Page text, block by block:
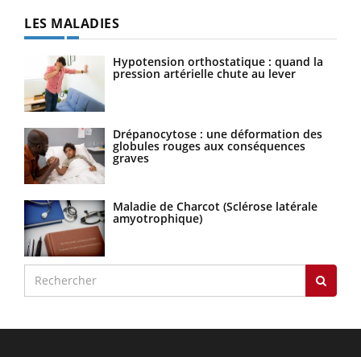
LES MALADIES
Hypotension orthostatique : quand la
pression artérielle chute au lever
Drépanocytose : une déformation des
globules rouges aux conséquences
graves
Maladie de Charcot (Sclérose latérale
amyotrophique)